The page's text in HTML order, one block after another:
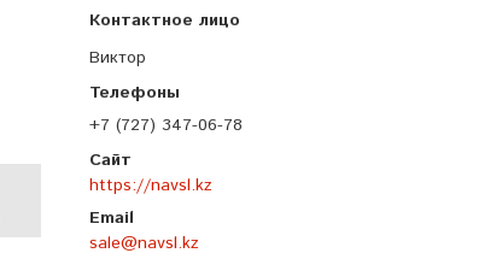
Виктор
+7 (727) 347-06-78
https://navsl.kz
sale@navsl.kz